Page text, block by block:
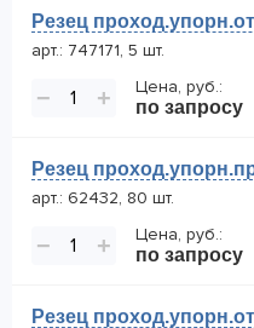
Резец
арт.: 747171, 5 шт.
− +
Цена, руб.:
по запросу
Резец
арт.: 62432, 80 шт.
− +
Цена, руб.:
по запросу
Резец